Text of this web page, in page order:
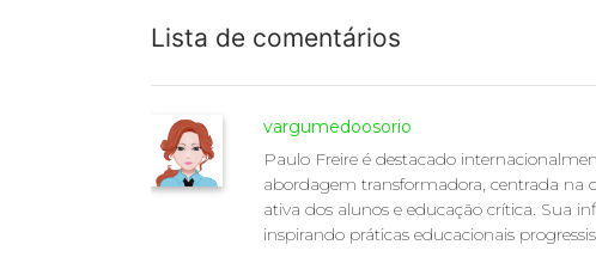
Lista de comentários
vargumedoosorio
Paulo Freire é destacado
abordagem transformadora, centrada na
ativa dos alunos e educação crítica. Sua
inspirando práticas educacionais